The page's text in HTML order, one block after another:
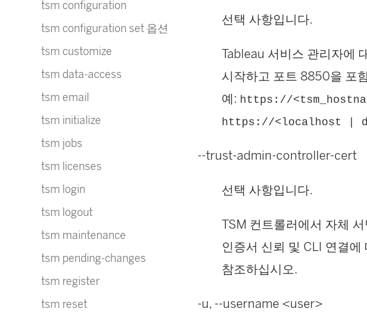
tsm configuration
tsm configuration set 옵션
tsm customize
tsm data-access
tsm email
tsm initialize
tsm jobs
tsm licenses
tsm login
tsm logout
tsm maintenance
tsm pending-changes
tsm register
tsm reset
선택 사항입니다.
Tableau 서비스 관리자에
시작하고 포트 8850을 포
예: https://
https://<localhost |
--trust-admin-controller-cert
선택 사항입니다.
TSM 컨트롤러에서 자체
인증서 신뢰 및 CLI 연결
참조하십시오.
-u, --username <user>